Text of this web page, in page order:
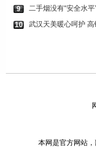
9
二手烟没有“安全水
10
武汉天美暖心呵护
本网是官方网站